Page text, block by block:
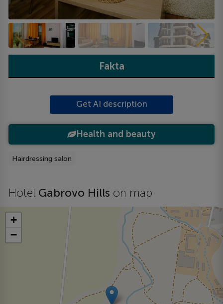
Fakta
Get AI description
Health and beauty
Hairdressing salon
Hotel Gabrovo Hills on map
+
−